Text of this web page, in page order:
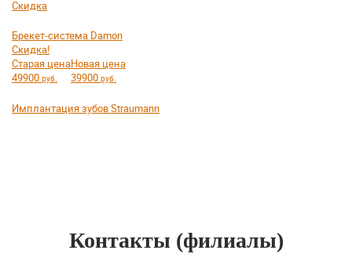
Скидка
Брекет-система Damon
Скидка!
Старая цена
49900 руб.
Новая цена
39900 руб.
Имплантация зубов Straumann
Контакты (филиалы)